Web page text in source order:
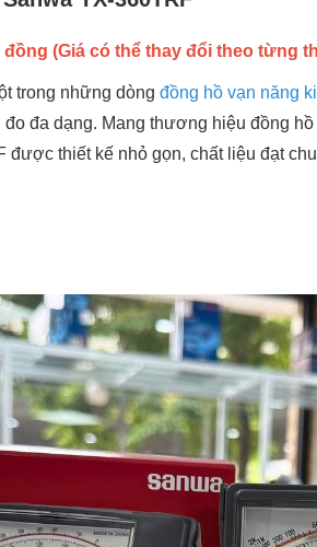
đồng (Giá có thể thay đổi theo từng
trong những dòng đồng hồ vạn năng
đo đa dạng. Mang thương hiệu đồng
được thiết kế nhỏ gọn, chất liệu đạt